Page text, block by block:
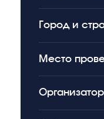
Город и
Место